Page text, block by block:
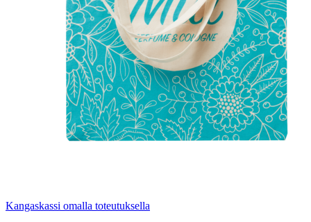
Kangaskassi omalla toteutuksella